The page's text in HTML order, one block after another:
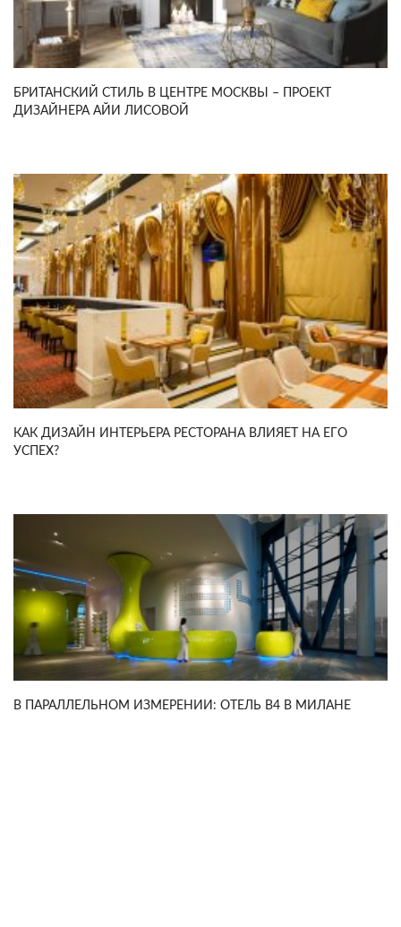
БРИТАНСКИЙ СТИЛЬ В ЦЕНТРЕ МОСКВЫ – ПРОЕКТ
ДИЗАЙНЕРА АЙИ ЛИСОВОЙ
КАК ДИЗАЙН ИНТЕРЬЕРА РЕСТОРАНА ВЛИЯЕТ НА ЕГО
УСПЕХ?
В ПАРАЛЛЕЛЬНОМ ИЗМЕРЕНИИ: ОТЕЛЬ B4 В МИЛАНЕ